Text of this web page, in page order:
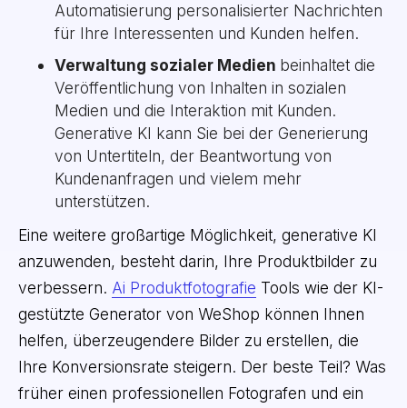
Automatisierung personalisierter Nachrichten
für Ihre Interessenten und Kunden helfen.
Verwaltung sozialer Medien beinhaltet die
Veröffentlichung von Inhalten in sozialen
Medien und die Interaktion mit Kunden.
Generative KI kann Sie bei der Generierung
von Untertiteln, der Beantwortung von
Kundenanfragen und vielem mehr
unterstützen.
Eine weitere großartige Möglichkeit, generative KI
anzuwenden, besteht darin, Ihre Produktbilder zu
verbessern. Ai Produktfotografie Tools wie der KI-
gestützte Generator von WeShop können Ihnen
helfen, überzeugendere Bilder zu erstellen, die
Ihre Konversionsrate steigern. Der beste Teil? Was
früher einen professionellen Fotografen und ein